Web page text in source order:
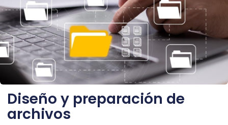
Diseño y preparación de
archivos